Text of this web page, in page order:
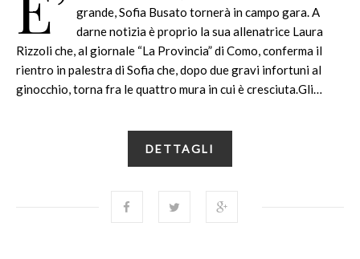
grande, Sofia Busato tornerà in campo gara. A
darne notizia è proprio la sua allenatrice Laura
Rizzoli che, al giornale “La Provincia” di Como, conferma il
rientro in palestra di Sofia che, dopo due gravi infortuni al
ginocchio, torna fra le quattro mura in cui è cresciuta.Gli…
DETTAGLI